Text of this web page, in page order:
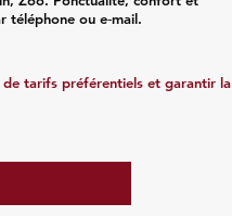
ou e‑mail.
tarifs préférentiels et garantir la